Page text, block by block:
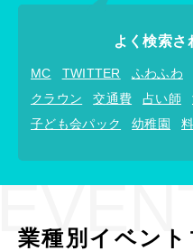
よく検索さ
MC TWITTER ふわふわ
クラウン
交通費 占い師
子ども会パック
幼稚園
業種別イベン